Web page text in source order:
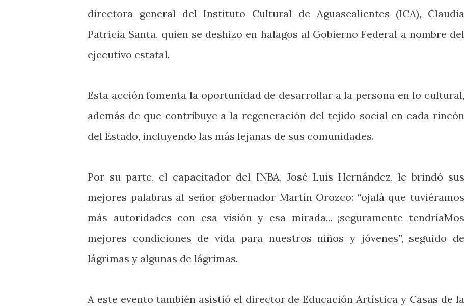
directora general del Instituto Cultural de Aguascalientes (ICA), Claudia
Patricia Santa, quien se deshizo en halagos al Gobierno Federal a nombre del
ejecutivo estatal.
Esta acción fomenta la oportunidad de desarrollar a la persona en lo cultural,
además de que contribuye a la regeneración del tejido social en cada rincón
del Estado, incluyendo las más lejanas de sus comunidades.
Por su parte, el capacitador del INBA, José Luis Hernández, le brindó sus
mejores palabras al señor gobernador Martín Orozco: “ojalá que tuviéramos
más autoridades con esa visión y esa mirada... ¡seguramente tendríaMos
mejores condiciones de vida para nuestros niños y jóvenes”, seguido de
lágrimas y algunas de lágrimas.
A este evento también asistió el director de Educación Artística y Casas de la